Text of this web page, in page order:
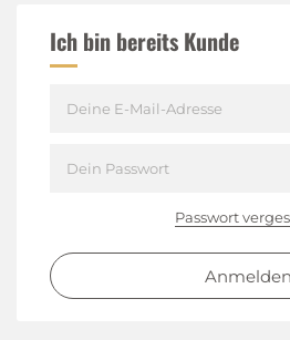
Ich bin bereits Kunde
Passwort
Anmelden